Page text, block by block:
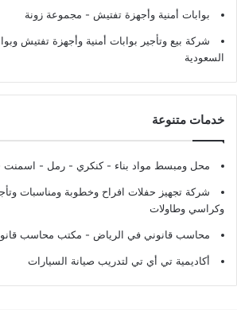
بوابات أمنية وأجهزة تفتيش - مجموعة زونة
شركة بيع وتأجير بوابات أمنية وأجهزة تفتيش
السعودية
خدمات متنوعة
محل ومبسط مواد بناء - كنكري - رمل - اسمنت -
شركة تجهيز حفلات افراح وخطوبة ومناسبات
وكراسي وطاولات
محاسب قانوني في الرياض - مكتب محاسب
أكاديمية تي أي تي لتدريب صيانة السيارات